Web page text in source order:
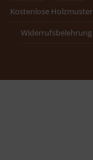
Kostenlose Holzmuster
Widerrufsbelehrung